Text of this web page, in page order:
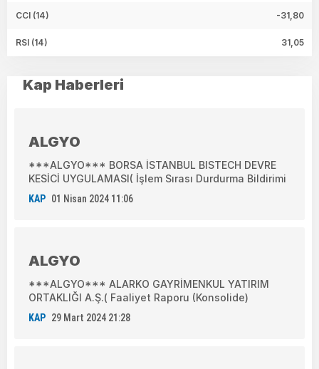
CCI (14) -31,80
RSI (14) 31,05
Kap Haberleri
ALGYO
***ALGYO*** BORSA İSTANBUL BISTECH DEVRE
KESİCİ UYGULAMASI( İşlem Sırası Durdurma Bildirimi
KAP 01 Nisan 2024 11:06
ALGYO
***ALGYO*** ALARKO GAYRİMENKUL YATIRIM
ORTAKLIĞI A.Ş.( Faaliyet Raporu (Konsolide)
KAP 29 Mart 2024 21:28